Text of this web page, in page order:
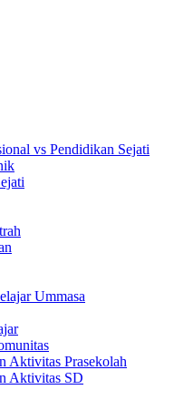
vs Pendidikan Sejati
Ummasa
Aktivitas Prasekolah
Aktivitas SD